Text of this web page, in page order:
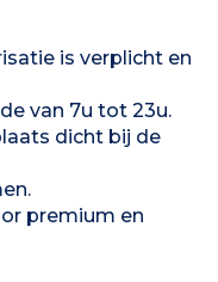
is verplicht en
van 7u tot 23u.
dicht bij de
premium en